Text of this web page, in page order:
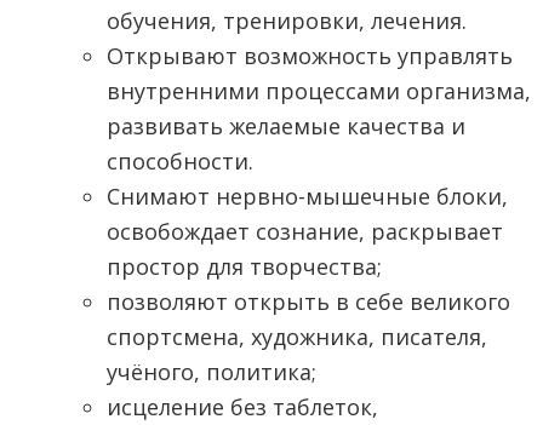
обучения, тренировки, лечения.
Открывают возможность управлять
внутренними процессами организма,
развивать желаемые качества и
способности.
Снимают нервно-мышечные блоки,
освобождает сознание, раскрывает
простор для творчества;
позволяют открыть в себе великого
спортсмена, художника, писателя,
учёного, политика;
исцеление без таблеток,